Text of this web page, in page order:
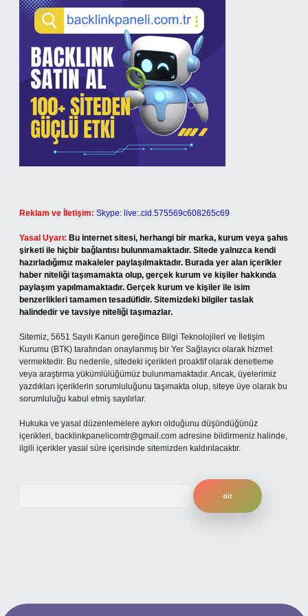
Reklam ve İletişim: Skype: live:.cid.575569c608265c69
Yasal Uyarı: Bu internet sitesi, herhangi bir marka, kurum veya şahıs
şirketi ile hiçbir bağlantısı bulunmamaktadır. Sitede yalnızca kendi
hazırladığımız makaleler paylaşılmaktadır. Burada yer alan içerikler
haber niteliği taşımamakta olup, gerçek kurum ve kişiler hakkında
paylaşım yapılmamaktadır. Gerçek kurum ve kişiler ile isim
benzerlikleri tamamen tesadüfidir. Sitemizdeki bilgiler taslak
halindedir ve tavsiye niteliği taşımazlar.
Sitemiz, 5651 Sayılı Kanun gereğince Bilgi Teknolojileri ve İletişim
Kurumu (BTK) tarafından onaylanmış bir Yer Sağlayıcı olarak hizmet
vermektedir. Bu nedenle, sitedeki içerikleri proaktif olarak denetleme
veya araştırma yükümlülüğümüz bulunmamaktadır. Ancak, üyelerimiz
yazdıkları içeriklerin sorumluluğunu taşımakta olup, siteye üye olarak bu
sorumluluğu kabul etmiş sayılırlar.
Hukuka ve yasal düzenlemelere aykırı olduğunu düşündüğünüz
içerikleri, backlinkpanelicomtr@gmail.com adresine bildirmeniz halinde,
ilgili içerikler yasal süre içerisinde sitemizden kaldırılacaktır.
ilbet mobil giriş